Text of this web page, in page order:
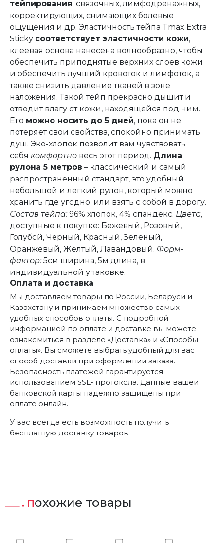
тейпирования: связочных, лимфодренажных,
корректирующих, снимающих болевые
ощущения и др. Эластичность тейпа Tmax Extra
Sticky соответствует эластичности кожи,
клеевая основа нанесена волнообразно, чтобы
обеспечить приподнятые верхних слоев кожи
и обеспечить лучший кровоток и лимфоток, а
также снизить давление тканей в зоне
наложения. Такой тейп прекрасно дышит и
отводит влагу от кожи, находящейся под ним.
Его можно носить до 5 дней, пока он не
потеряет свои свойства, спокойно принимать
душ. Эко-хлопок позволит вам чувствовать
себя комфортно весь этот период. Длина
рулона 5 метров – классический и самый
распространенный стандарт, это удобный
небольшой и легкий рулон, который можно
хранить где угодно, или взять с собой в дорогу.
Состав тейпа: 96% хлопок, 4% спандекс. Цвета,
доступные к покупке: Бежевый, Розовый,
Голубой, Черный, Красный, Зеленый,
Оранжевый, Желтый, Лавандовый. Форм-
фактор: 5см ширина, 5м длина, в
индивидуальной упаковке.
Оплата и доставка
Мы доставляем товары по России, Беларуси и
Казахстану и принимаем множество самых
удобных способов оплаты. С подробной
информацией по оплате и доставке вы можете
ознакомиться в разделе «Доставка» и «Способы
оплаты». Вы сможете выбрать удобный для вас
способ доставки при оформлении заказа.
Безопасность платежей гарантируется
использованием SSL- протокола. Данные вашей
банковской карты надежно защищены при
оплате онлайн.
У вас всегда есть возможность получить
бесплатную доставку товаров.
похожие товары